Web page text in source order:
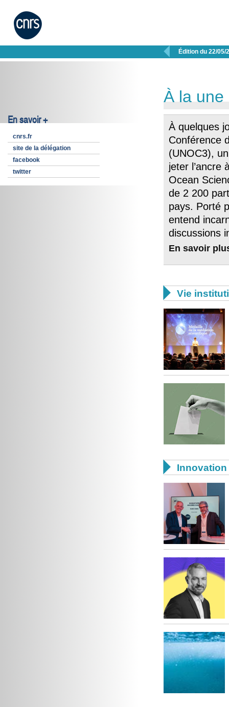
 Édition du 22/05/
En savoir +
cnrs.fr
site de la délégation
facebook
twitter
À la une
À quelques
Conférence
(UNOC3),
jeter l’ancre
Ocean
de 2 200
pays. Porté
entend
discussions
En savoir
 Vie
